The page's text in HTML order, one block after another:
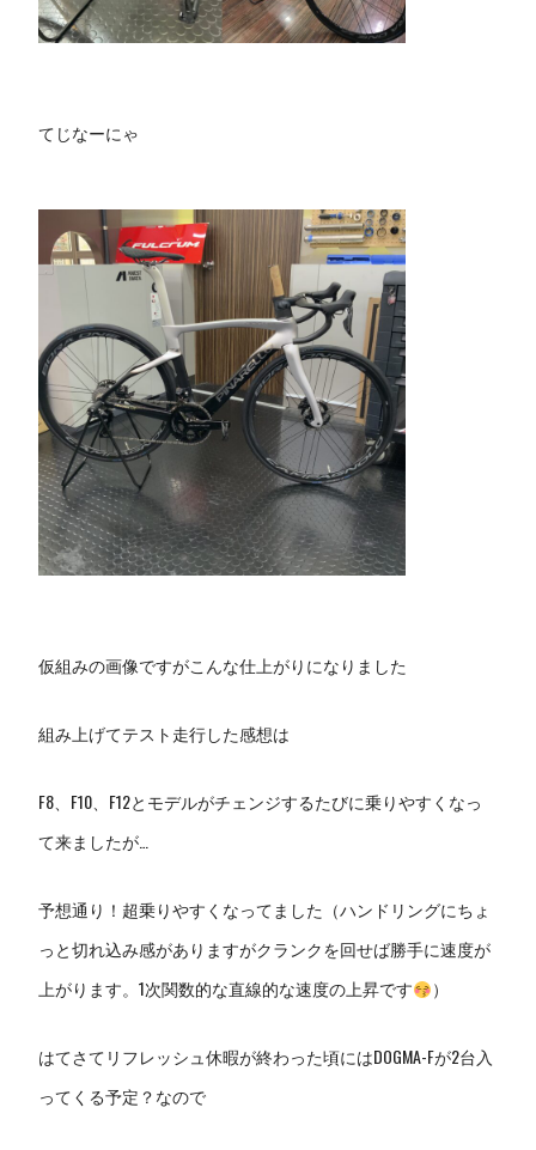
てじなーにゃ
仮組みの画像ですがこんな仕上がりになりました
組み上げてテスト走行した感想は
F8、F10、F12とモデルがチェンジするたびに乗りやすくなっ
て来ましたが…
予想通り！超乗りやすくなってました（ハンドリングにちょ
っと切れ込み感がありますがクランクを回せば勝手に速度が
上がります。1次関数的な直線的な速度の上昇です
）
はてさてリフレッシュ休暇が終わった頃にはDOGMA-Fが2台入
ってくる予定？なので